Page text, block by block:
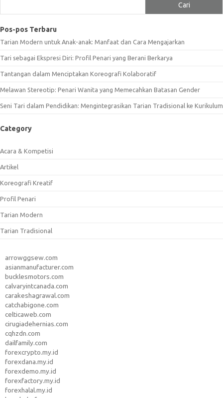
Cari
Pos-pos Terbaru
Tarian Modern untuk Anak-anak: Manfaat dan Cara Mengajarkan
Tari sebagai Ekspresi Diri: Profil Penari yang Berani Berkarya
Tantangan dalam Menciptakan Koreografi Kolaboratif
Melawan Stereotip: Penari Wanita yang Memecahkan Batasan Gender
Seni Tari dalam Pendidikan: Mengintegrasikan Tarian Tradisional ke Kurikulum
Category
Acara & Kompetisi
Artikel
Koreografi Kreatif
Profil Penari
Tarian Modern
Tarian Tradisional
arrowggsew.com
asianmanufacturer.com
bucklesmotors.com
calvaryintcanada.com
carakeshagrawal.com
catchabigone.com
celticaweb.com
cirugiadehernias.com
cqhzdn.com
dailfamily.com
forexcrypto.my.id
forexdana.my.id
forexdemo.my.id
forexfactory.my.id
forexhalal.my.id